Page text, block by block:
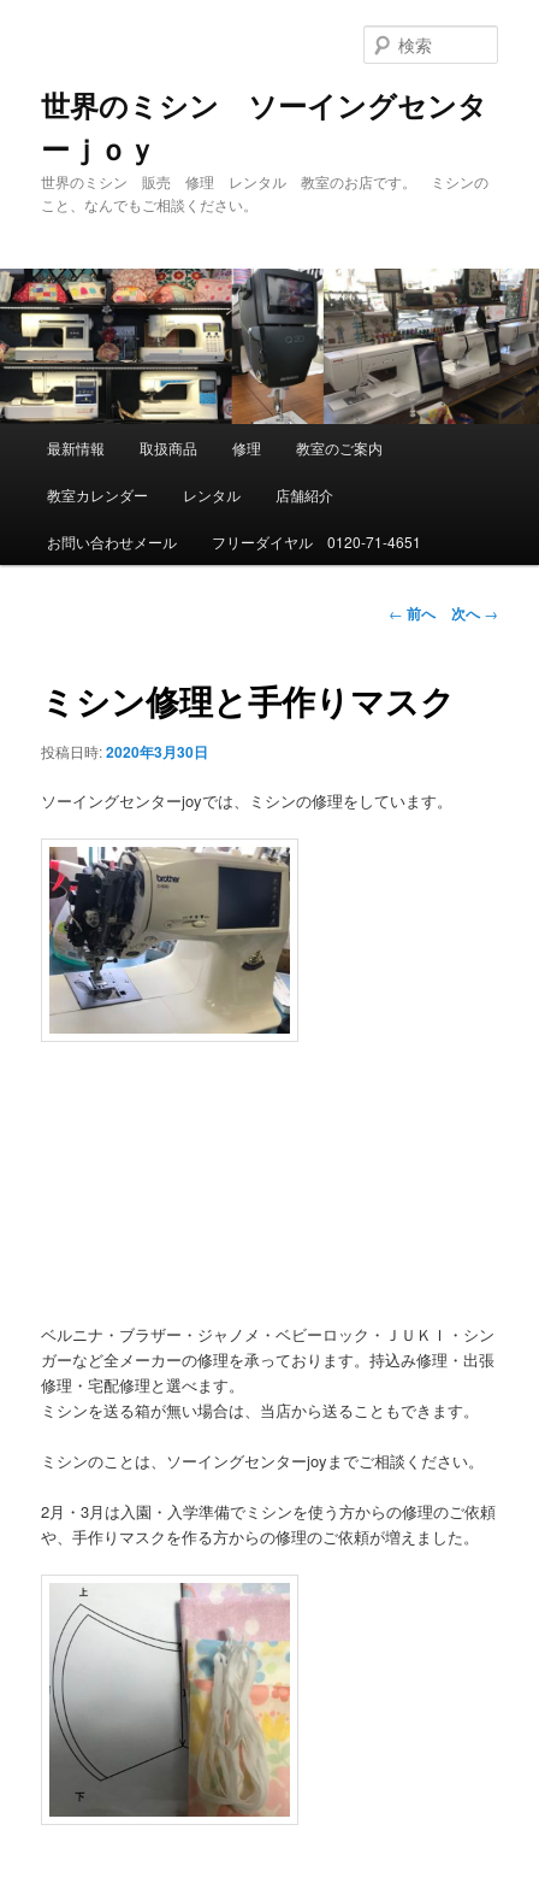
動
世界のミシン ソーイングセンタ
ーｊｏｙ
世界のミシン 販売 修理 レンタル 教室のお店です。 ミシンの
こと、なんでもご相談ください。
索
ュ
最新情報 取扱商品 修理 教室のご案内
教室カレンダー レンタル 店舗紹介
お問い合わせメール フリーダイヤル 0120-71-4651
投
ビ
ゲ
ン
← 前へ 次へ→
ミシン修理と手作りマスク
投稿日時:2020年3月30日
ソーイングセンターjoyでは、ミシンの修理をしています。
ベルニナ・ブラザー・ジャノメ・ベビーロック・ＪＵＫＩ・シン
ガーなど全メーカーの修理を承っております。持込み修理・出張
修理・宅配修理と選べます。
ミシンを送る箱が無い場合は、当店から送ることもできます。
ミシンのことは、ソーイングセンターjoyまでご相談ください。
2月・3月は入園・入学準備でミシンを使う方からの修理のご依頼
や、手作りマスクを作る方からの修理のご依頼が増えました。